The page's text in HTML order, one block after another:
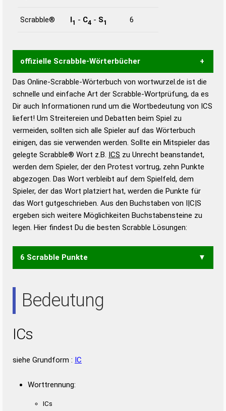
Scrabble® I1 - C4 - S1 6
offizielle Scrabble-Wörterbücher
Wortwurzel liefert mit Hilfe eines semantischen
Wortanalyse-Algorithmus gute Anhaltspunkte zu
Wortbedeutung, Worttrennung und Wortform, um die
Gültigkeit eines Wortes für das Scrabble-Spiel zu
bestimmen!
zugelassene Turnier Scrabble-
Wörterbücher sind:
Duden – Standardwerk in 12 Bänden
Duden – Richtiges und gutes
Deutsch
Duden – Die deutsche Grammatik
Duden – Deutsches
Universalwörterbuch
Das Online-Scrabble-Wörterbuch von wortwurzel.de ist die
schnelle und einfache Art der Scrabble-Wortprüfung, da es
Dir auch Informationen rund um die Wortbedeutung von ICS
liefert! Um Streitereien und Debatten beim Spiel zu
vermeiden, sollten sich alle Spieler auf das Wörterbuch
einigen, das sie verwenden werden. Sollte ein Mitspieler das
gelegte Scrabble® Wort z.B. ICS zu Unrecht beanstandet,
werden dem Spieler, der den Protest vortrug, zehn Punkte
abgezogen. Das Wort verbleibt auf dem Spielfeld, dem
Spieler, der das Wort platziert hat, werden die Punkte für
das Wort gutgeschrieben. Aus den Buchstaben von I|C|S
ergeben sich weitere Möglichkeiten Buchstabensteine zu
legen. Hier findest Du die besten Scrabble Lösungen:
6 Scrabble Punkte
Bedeutung
ICs
siehe Grundform : IC
Worttrennung:
ICs